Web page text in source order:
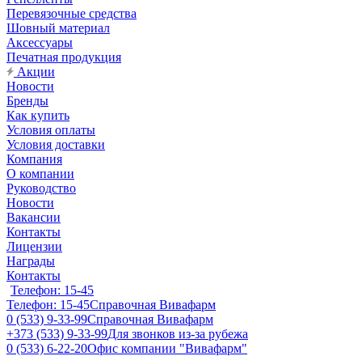
Перевязочные средства
Шовный материал
Аксессуары
Печатная продукция
Акции
Новости
Бренды
Как купить
Условия оплаты
Условия доставки
Компания
О компании
Руководство
Новости
Вакансии
Контакты
Лицензии
Награды
Контакты
Телефон: 15-45
Телефон: 15-45Справочная Вивафарм
0 (533) 9-33-99Справочная Вивафарм
+373 (533) 9-33-99Для звонков из-за рубежа
0 (533) 6-22-20Офис компании "Вивафарм"